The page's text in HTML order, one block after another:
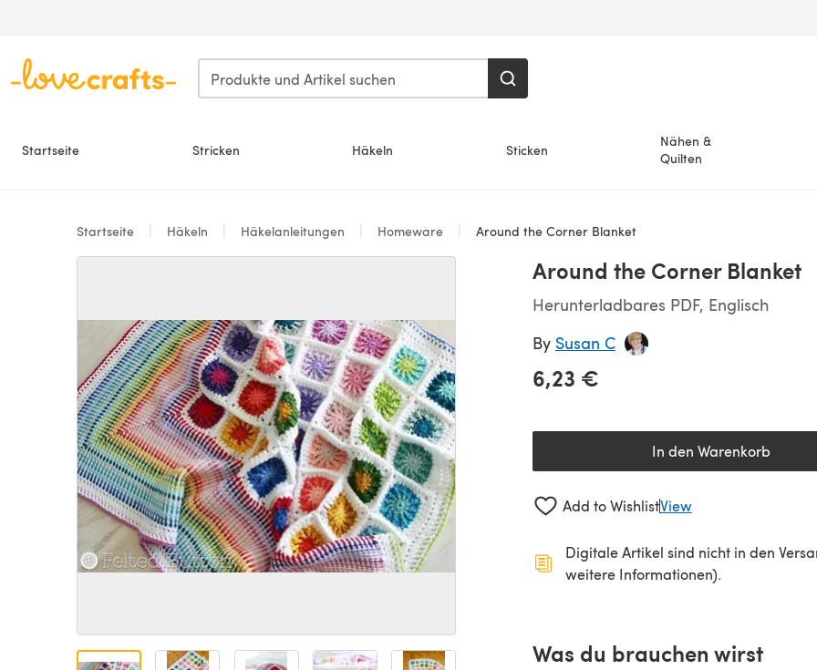
Startseite Stricken Häkeln Sticken
Nähen &
Quilten
Startseite Häkeln Häkelanleitungen Homeware Around the Corner Blanket
Around the Corner Blanket
Herunterladbares PDF, Englisch
By Susan C
6,23 €
In den Warenkorb
Add to WishlistView
Digitale Artikel sind nicht in den
weitere Informationen).
Was du brauchen wirst